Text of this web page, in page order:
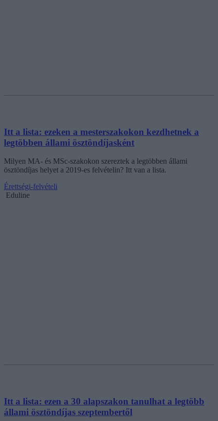
Itt a lista: ezeken a mesterszakokon kezdhetnek a
legtöbben állami ösztöndíjasként
Milyen MA- és MSc-szakokon szereztek a legtöbben állami
ösztöndíjas helyet a 2019-es felvételin? Itt van a lista.
Érettségi-felvételi
Eduline
Itt a lista: ezen a 30 alapszakon tanulhat a legtöbb
állami ösztöndíjas szeptembertől